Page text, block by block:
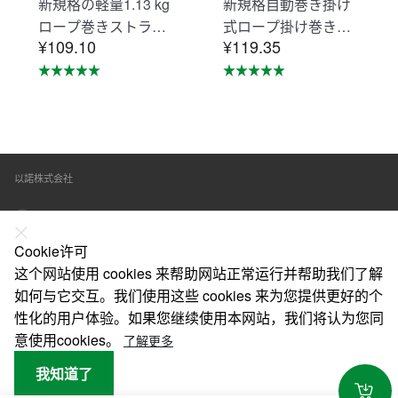
ロープ巻きストラッ
プシートベルト落下
防止用器具無ロック
汎用対応新規格落下
防止全身保護キッ
高安全作業（ミニリ
ール装置）
¥109.10
式ロープ掛け巻き掛
け式ロープ掛けシー
トベルト落下防止器
トタイプ/ベルトタイ
¥119.35
以諾株式会社
東京都練馬区春日町三丁目10番2号
在线联系
关于我们
法律声明
Cookie许可
这个网站使用 cookies 来帮助网站正常运行并帮助我们了解
如何与它交互。我们使用这些 cookies 来为您提供更好的个
性化的用户体验。如果您继续使用本网站，我们将认为您同
意使用cookies。
了解更多
我知道了